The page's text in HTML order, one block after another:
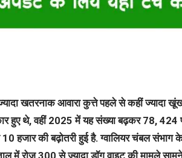
खतरनाक आवारा कुत्ते पहले से कहीं ज्यादा
हुए थे, वहीं 2025 में यह संख्या बढ़कर 78, 424
हजार की बढ़ोतरी हुई है. ग्वालियर चंबल संभाग